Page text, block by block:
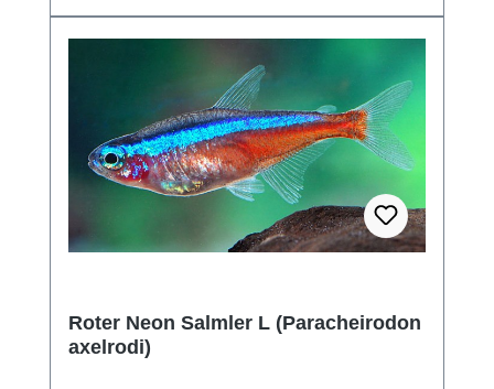
Roter Neon Salmler L (Paracheirodon
axelrodi)